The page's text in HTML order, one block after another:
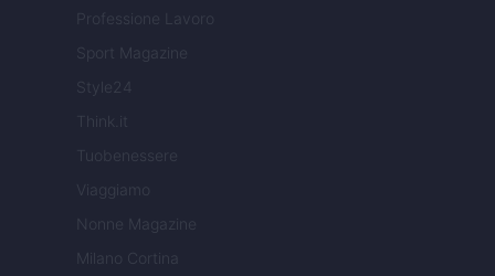
Professione Lavoro
Sport Magazine
Style24
Think.it
Tuobenessere
Viaggiamo
Nonne Magazine
Milano Cortina